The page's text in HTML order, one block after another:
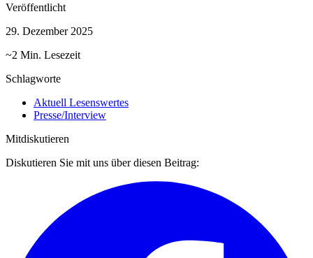
Veröffentlicht
29. Dezember 2025
~2 Min. Lesezeit
Schlagworte
Aktuell Lesenswertes
Presse/Interview
Mitdiskutieren
Diskutieren Sie mit uns über diesen Beitrag: